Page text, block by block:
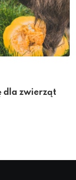
dla zwierząt